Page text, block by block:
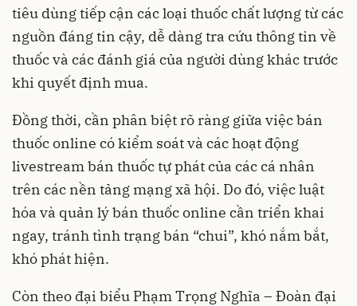
tiêu dùng tiếp cận các loại thuốc chất lượng từ các
nguồn đáng tin cậy, dễ dàng tra cứu thông tin về
thuốc và các đánh giá của người dùng khác trước
khi quyết định mua.
Đồng thời, cần phân biệt rõ ràng giữa việc bán
thuốc online có kiểm soát và các hoạt động
livestream bán thuốc tự phát của các cá nhân
trên các nền tảng mạng xã hội. Do đó, việc luật
hóa và quản lý bán thuốc online cần triển khai
ngay, tránh tình trạng bán “chui”, khó nắm bắt,
khó phát hiện.
Còn theo đại biểu Phạm Trọng Nghĩa – Đoàn đại